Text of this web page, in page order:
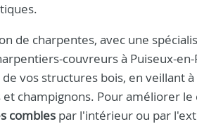
de charpentes, avec une
couvreurs à Puiseux-
vos structures bois, en veillant
champignons. Pour améliorer
combles par l'intérieur ou par